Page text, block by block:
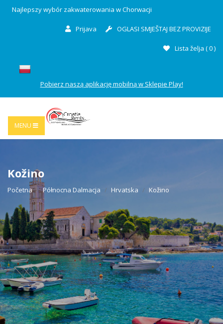
Najlepszy wybór zakwaterowania w Chorwacji
Prijava OGLASI SMJEŠTAJ BEZ PROVIZIJE
Lista želja (0)
Pobierz naszą aplikację mobilną w Sklepie Play!
MENU
Kožino
Početna Północna Dalmacja Hrvatska Kožino